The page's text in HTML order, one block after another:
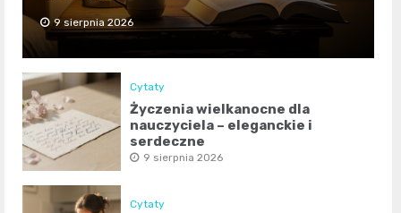
9 sierpnia 2026
Cytaty
Życzenia wielkanocne dla
nauczyciela – eleganckie i
serdeczne
9 sierpnia 2026
Cytaty